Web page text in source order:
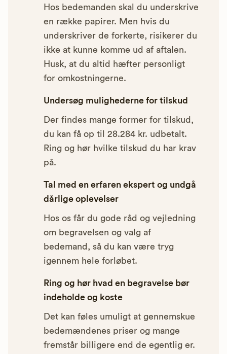
Hos bedemanden skal du underskrive
en række papirer. Men hvis du
underskriver de forkerte, risikerer du
ikke at kunne komme ud af aftalen.
Husk, at du altid hæfter personligt
for omkostningerne.
Undersøg mulighederne for tilskud
Der findes mange former for tilskud,
du kan få op til 28.284 kr. udbetalt.
Ring og hør hvilke tilskud du har krav
på.
Tal med en erfaren ekspert og undgå
dårlige oplevelser
Hos os får du gode råd og vejledning
om begravelsen og valg af
bedemand, så du kan være tryg
igennem hele forløbet.
Ring og hør hvad en begravelse bør
indeholde og koste
Det kan føles umuligt at gennemskue
bedemændenes priser og mange
fremstår billigere end de egentlig er.